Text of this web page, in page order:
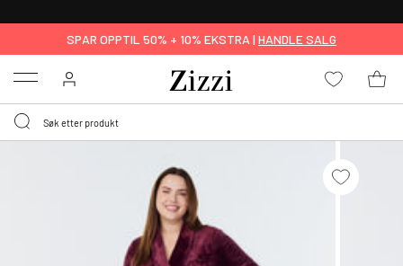
SPAR OPPTIL 50% + 10% EKSTRA | HANDLE SALG
Menu